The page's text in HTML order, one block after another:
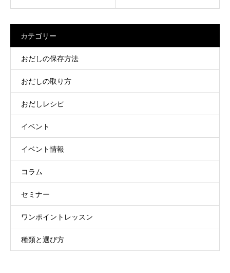
カテゴリー
おだしの保存方法
おだしの取り方
おだしレシピ
イベント
イベント情報
コラム
セミナー
ワンポイントレッスン
種類と選び方